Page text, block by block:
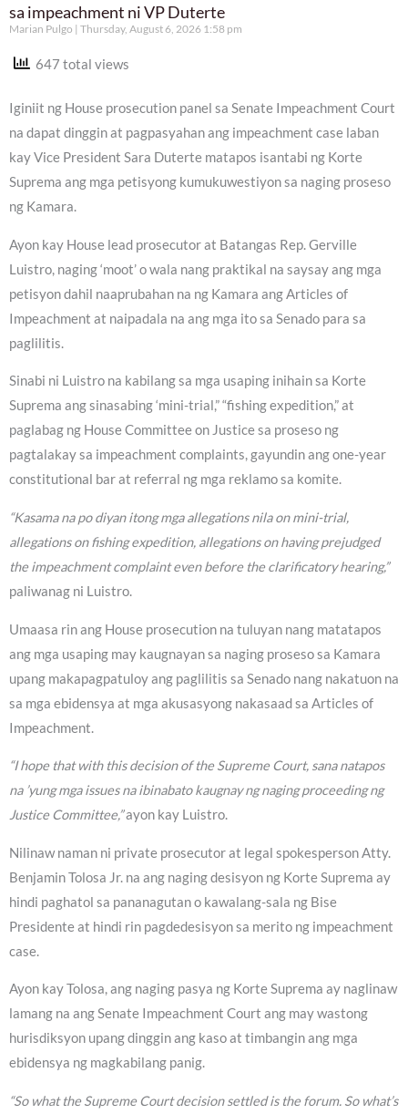
sa impeachment ni VP Duterte
Marian Pulgo Thursday, August 6, 2026 1:58 pm
647 total views
Iginiit ng House prosecution panel sa Senate Impeachment Court
na dapat dinggin at pagpasyahan ang impeachment case laban
kay Vice President Sara Duterte matapos isantabi ng Korte
Suprema ang mga petisyong kumukuwestiyon sa naging proseso
ng Kamara.
Ayon kay House lead prosecutor at Batangas Rep. Gerville
Luistro, naging ‘moot’ o wala nang praktikal na saysay ang mga
petisyon dahil naaprubahan na ng Kamara ang Articles of
Impeachment at naipadala na ang mga ito sa Senado para sa
paglilitis.
Sinabi ni Luistro na kabilang sa mga usaping inihain sa Korte
Suprema ang sinasabing ‘mini-trial,” “fishing expedition,” at
paglabag ng House Committee on Justice sa proseso ng
pagtalakay sa impeachment complaints, gayundin ang one-year
constitutional bar at referral ng mga reklamo sa komite.
“Kasama na po diyan itong mga allegations nila on mini-trial,
allegations on fishing expedition, allegations on having prejudged
the impeachment complaint even before the clarificatory hearing,”
paliwanag ni Luistro.
Umaasa rin ang House prosecution na tuluyan nang matatapos
ang mga usaping may kaugnayan sa naging proseso sa Kamara
upang makapagpatuloy ang paglilitis sa Senado nang nakatuon na
sa mga ebidensya at mga akusasyong nakasaad sa Articles of
Impeachment.
“I hope that with this decision of the Supreme Court, sana natapos
na ’yung mga issues na ibinabato kaugnay ng naging proceeding ng
Justice Committee,”ayon kay Luistro.
Nilinaw naman ni private prosecutor at legal spokesperson Atty.
Benjamin Tolosa Jr. na ang naging desisyon ng Korte Suprema ay
hindi paghatol sa pananagutan o kawalang-sala ng Bise
Presidente at hindi rin pagdedesisyon sa merito ng impeachment
case.
Ayon kay Tolosa, ang naging pasya ng Korte Suprema ay naglinaw
lamang na ang Senate Impeachment Court ang may wastong
hurisdiksyon upang dinggin ang kaso at timbangin ang mga
ebidensya ng magkabilang panig.
“So what the Supreme Court decision settled is the forum. So what’s